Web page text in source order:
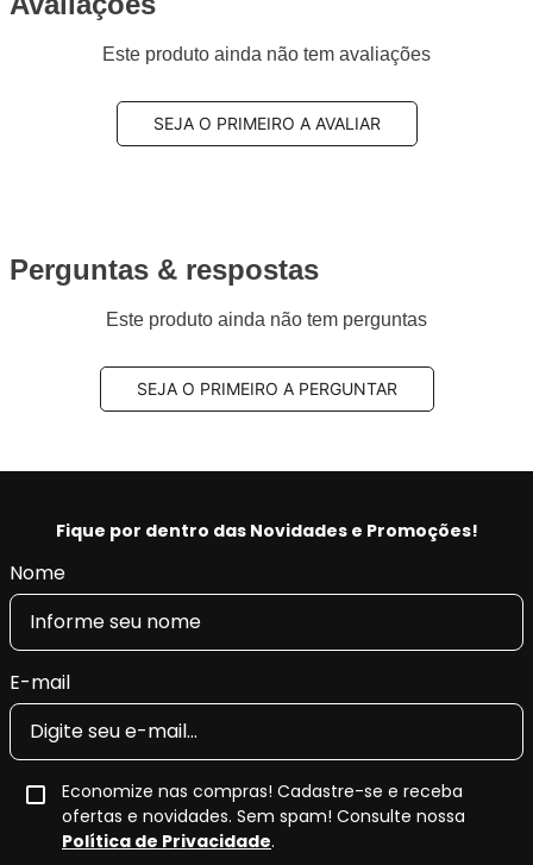
Este produto ainda não tem avaliações
SEJA O PRIMEIRO A AVALIAR
Perguntas & respostas
Este produto ainda não tem perguntas
SEJA O PRIMEIRO A PERGUNTAR
Fique por dentro das Novidades e Promoções!
Nome
E-mail
Economize nas compras! Cadastre-se e receba
ofertas e novidades. Sem spam! Consulte nossa
Política de Privacidade.